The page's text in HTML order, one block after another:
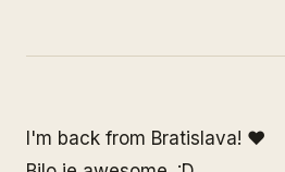
I'm back from Bratislava! ♥